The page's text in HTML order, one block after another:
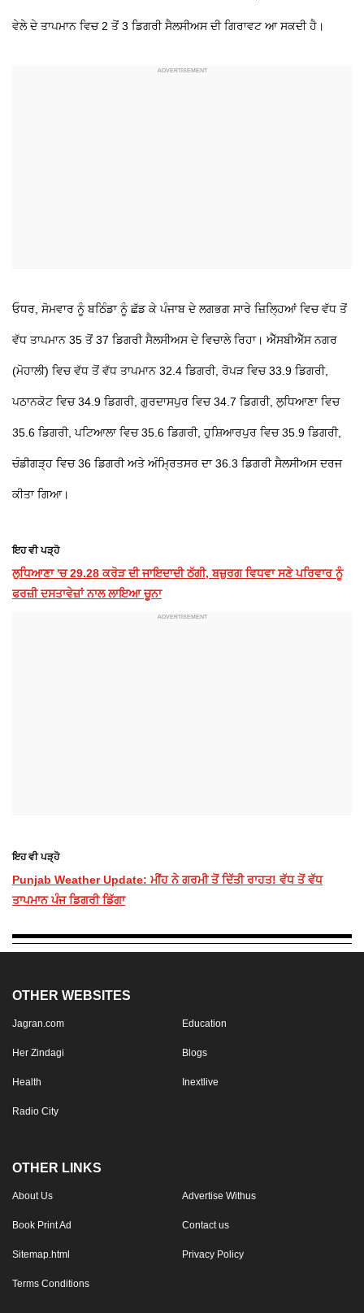
ਵੇਲੇ ਦੇ ਤਾਪਮਾਨ ਵਿਚ 2 ਤੋਂ 3 ਡਿਗਰੀ ਸੈਲਸੀਅਸ ਦੀ ਗਿਰਾਵਟ ਆ ਸਕਦੀ ਹੈ।
ਓਧਰ, ਸੋਮਵਾਰ ਨੂੰ ਬਠਿੰਡਾ ਨੂੰ ਛੱਡ ਕੇ ਪੰਜਾਬ ਦੇ ਲਗਭਗ ਸਾਰੇ ਜ਼ਿਲ੍ਹਿਆਂ ਵਿਚ ਵੱਧ ਤੋਂ
ਵੱਧ ਤਾਪਮਾਨ 35 ਤੋਂ 37 ਡਿਗਰੀ ਸੈਲਸੀਅਸ ਦੇ ਵਿਚਾਲੇ ਰਿਹਾ। ਐੱਸਬੀਐੱਸ ਨਗਰ
(ਮੋਹਾਲੀ) ਵਿਚ ਵੱਧ ਤੋਂ ਵੱਧ ਤਾਪਮਾਨ 32.4 ਡਿਗਰੀ, ਰੋਪੜ ਵਿਚ 33.9 ਡਿਗਰੀ,
ਪਠਾਨਕੋਟ ਵਿਚ 34.9 ਡਿਗਰੀ, ਗੁਰਦਾਸਪੁਰ ਵਿਚ 34.7 ਡਿਗਰੀ, ਲੁਧਿਆਣਾ ਵਿਚ
35.6 ਡਿਗਰੀ, ਪਟਿਆਲਾ ਵਿਚ 35.6 ਡਿਗਰੀ, ਹੁਸ਼ਿਆਰਪੁਰ ਵਿਚ 35.9 ਡਿਗਰੀ,
ਚੰਡੀਗੜ੍ਹ ਵਿਚ 36 ਡਿਗਰੀ ਅਤੇ ਅੰਮ੍ਰਿਤਸਰ ਦਾ 36.3 ਡਿਗਰੀ ਸੈਲਸੀਅਸ ਦਰਜ
ਕੀਤਾ ਗਿਆ।
ਇਹ ਵੀ ਪੜ੍ਹੋ
ਲੁਧਿਆਣਾ 'ਚ 29.28 ਕਰੋੜ ਦੀ ਜਾਇਦਾਦੀ ਠੱਗੀ, ਬਜ਼ੁਰਗ ਵਿਧਵਾ ਸਣੇ ਪਰਿਵਾਰ ਨੂੰ
ਫਰਜ਼ੀ ਦਸਤਾਵੇਜ਼ਾਂ ਨਾਲ ਲਾਇਆ ਚੂਨਾ
ਇਹ ਵੀ ਪੜ੍ਹੋ
Punjab Weather Update: ਮੀਂਹ ਨੇ ਗਰਮੀ ਤੋਂ ਦਿੱਤੀ ਰਾਹਤ! ਵੱਧ ਤੋਂ ਵੱਧ
ਤਾਪਮਾਨ ਪੰਜ ਡਿਗਰੀ ਡਿੱਗਾ
OTHER WEBSITES
Jagran.com Education
Her Zindagi Blogs
Health Inextlive
Radio City
OTHER LINKS
About Us Advertise Withus
Book Print Ad Contact us
Sitemap.html Privacy Policy
Terms Conditions